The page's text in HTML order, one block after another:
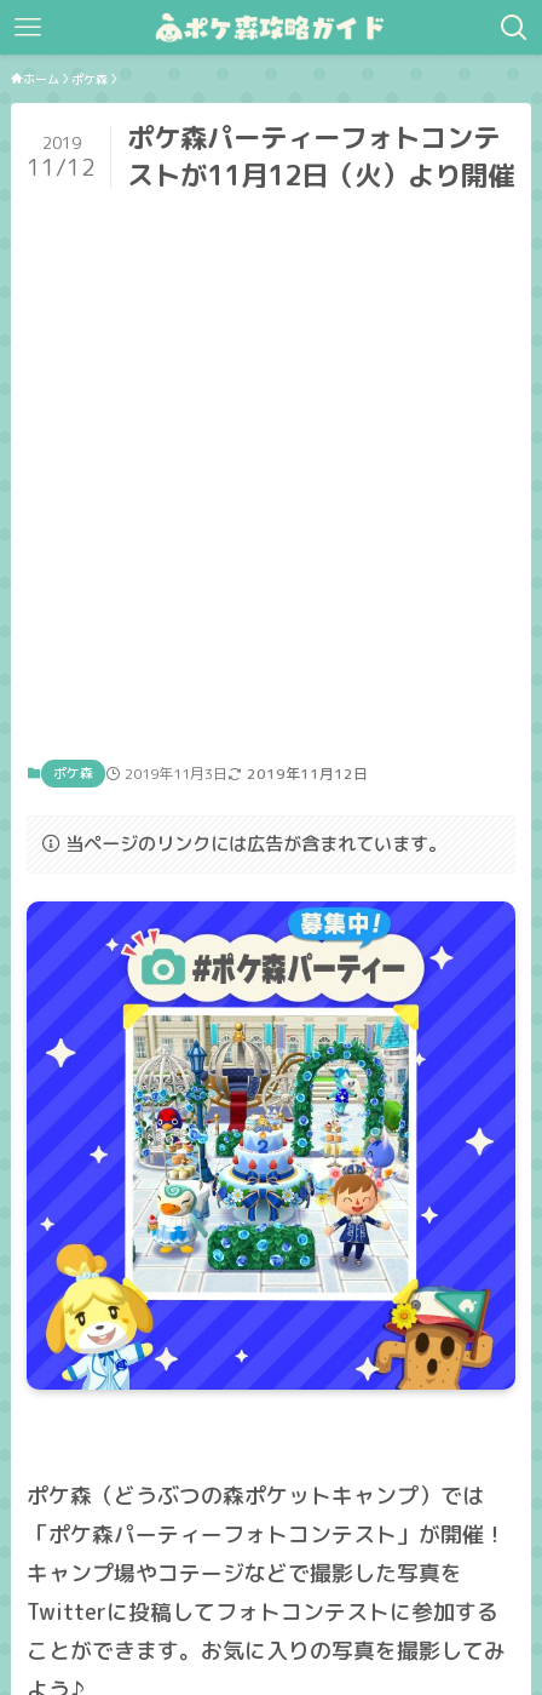
ホーム ポケ森
ポケ森パーティーフォトコンテ
ストが11月12日（火）より開催
2019
11/12
ポケ森 2019年11月3日 2019年11月12日
当ページのリンクには広告が含まれています。
ポケ森（どうぶつの森ポケットキャンプ）では
「ポケ森パーティーフォトコンテスト」が開催！
キャンプ場やコテージなどで撮影した写真を
Twitterに投稿してフォトコンテストに参加する
ことができます。お気に入りの写真を撮影してみ